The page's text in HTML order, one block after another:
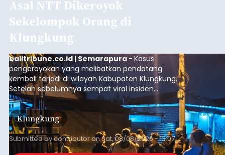
Asal NTT Dikeroyok
Sekelompok Orang di
Klungkung
balitribune.co.id | Semarapura -Kasus
pengeroyokan yang melibatkan pendatang
kembali terjadi di wilayah Kabupaten Klungkung.
Setelah sebelumnya sempat viral insiden
keributan di barat Pasar Galiran, peristiwa serupa
kini menimpa seorang pemuda asal Kabupaten
Sumba Barat Daya (SBD), Nusa Tenggara Timur
(NTT).
Klungkung
Submitted bycontributoronSat, 08/08/2026 - 13:07